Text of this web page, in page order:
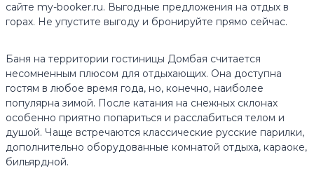
сайте my-booker.ru. Выгодные предложения на отдых в
горах. Не упустите выгоду и бронируйте прямо сейчас.
Баня на территории гостиницы Домбая считается
несомненным плюсом для отдыхающих. Она доступна
гостям в любое время года, но, конечно, наиболее
популярна зимой. После катания на снежных склонах
особенно приятно попариться и расслабиться телом и
душой. Чаще встречаются классические русские парилки,
дополнительно оборудованные комнатой отдыха, караоке,
бильярдной.